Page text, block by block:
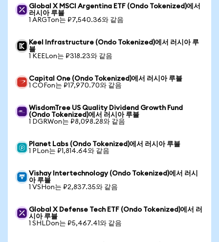
Global X MSCI Argentina ETF (Ondo Tokenized)에서
러시아 루블
1 ARGTon는 ₽7,540.36와 같음
Keel Infrastructure (Ondo Tokenized)에서 러시아 루
블
1 KEELon는 ₽318.23와 같음
Capital One (Ondo Tokenized)에서 러시아 루블
1 COFon는 ₽17,970.70와 같음
WisdomTree US Quality Dividend Growth Fund
(Ondo Tokenized)에서 러시아 루블
1 DGRWon는 ₽8,098.28와 같음
Planet Labs (Ondo Tokenized)에서 러시아 루블
1 PLon는 ₽1,814.64와 같음
Vishay Intertechnology (Ondo Tokenized)에서 러시
아 루블
1 VSHon는 ₽2,837.35와 같음
Global X Defense Tech ETF (Ondo Tokenized)에서 러
시아 루블
1 SHLDon는 ₽5,467.41와 같음